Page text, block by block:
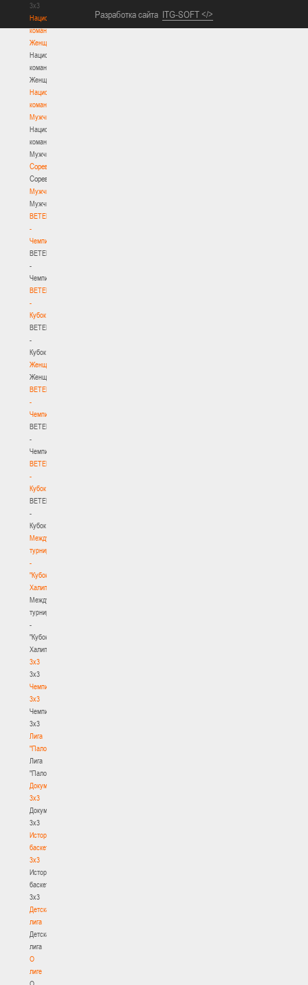
3х3
Национальная
команда.
Женщины
Национальная
команда.
Женщины
Национальная
команда.
Мужчины
Национальная
команда.
Мужчины
Соревнования
Соревнования
Мужчины
Мужчины
BETERA
-
Чемпионат
BETERA
-
Чемпионат
BETERA
-
Кубок
BETERA
-
Кубок
Женщины
Женщины
BETERA
-
Чемпионат
BETERA
-
Чемпионат
BETERA
-
Кубок
BETERA
-
Кубок
Международный
турнир
-
"Кубок
Халипского"
Международный
турнир
-
"Кубок
Халипского"
3x3
3x3
Чемпионат
3х3
Чемпионат
3х3
Лига
"Палова"
Лига
"Палова"
Документы
3х3
Документы
3х3
История
баскетбола
3х3
История
баскетбола
3х3
Детская
лига
Детская
лига
О
лиге
О
Разработка сайта ITG-SOFT </>